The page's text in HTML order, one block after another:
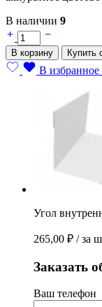
В наличии 9
Угол
внутренний
50х50
RAL
В корзину Купить
В избранное
Угол
265,00 ₽ / за
Заказать
Ваш телефон